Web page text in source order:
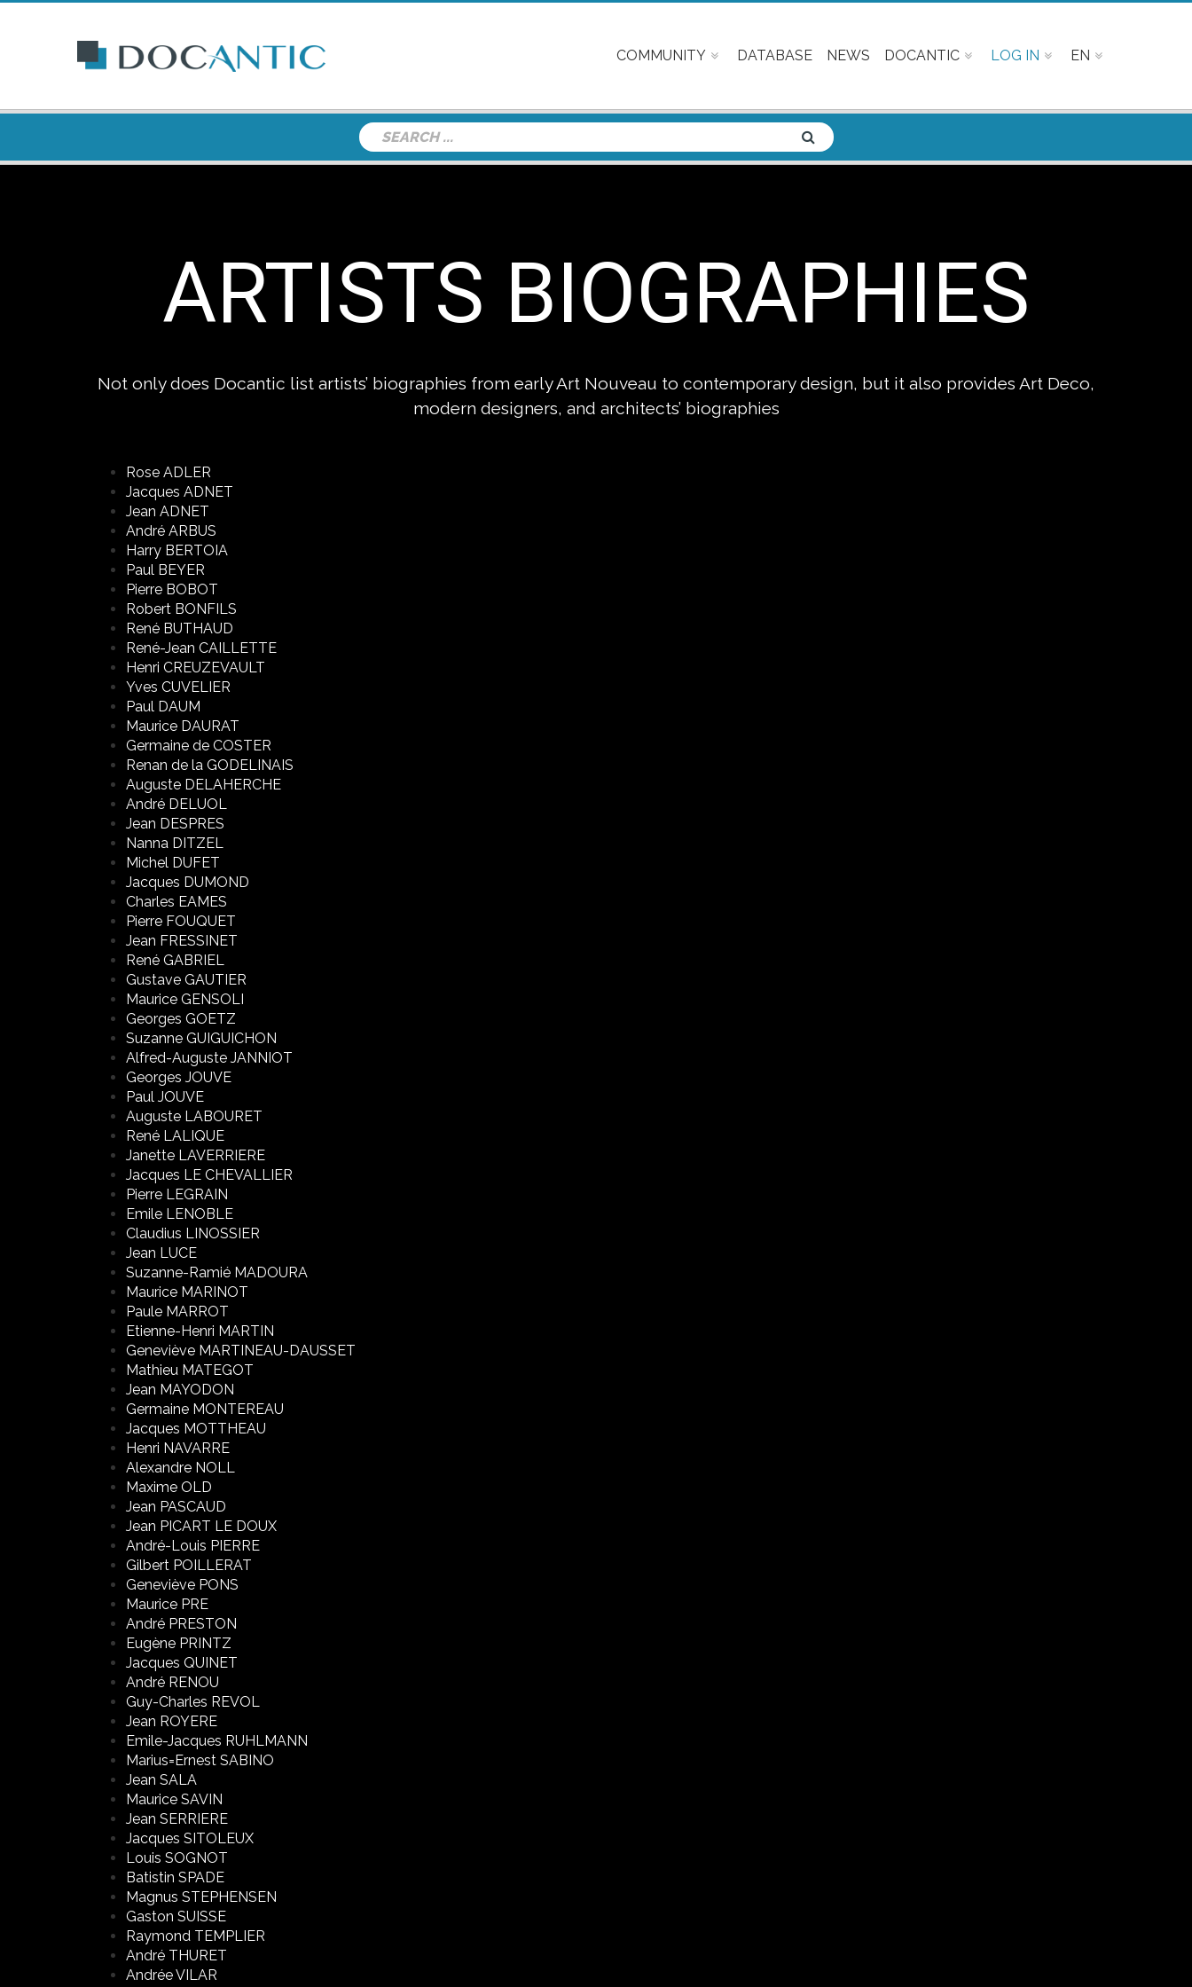
COMMUNITY DATABASE NEWS DOCANTIC LOG IN EN
ARTISTS BIOGRAPHIES
Not only does Docantic list artists’ biographies from early Art Nouveau to contemporary design, but it also provides Art Deco,
modern designers, and architects’ biographies
Rose ADLER
Jacques ADNET
Jean ADNET
André ARBUS
Harry BERTOIA
Paul BEYER
Pierre BOBOT
Robert BONFILS
René BUTHAUD
René-Jean CAILLETTE
Henri CREUZEVAULT
Yves CUVELIER
Paul DAUM
Maurice DAURAT
Germaine de COSTER
Renan de la GODELINAIS
Auguste DELAHERCHE
André DELUOL
Jean DESPRES
Nanna DITZEL
Michel DUFET
Jacques DUMOND
Charles EAMES
Pierre FOUQUET
Jean FRESSINET
René GABRIEL
Gustave GAUTIER
Maurice GENSOLI
Georges GOETZ
Suzanne GUIGUICHON
Alfred-Auguste JANNIOT
Georges JOUVE
Paul JOUVE
Auguste LABOURET
René LALIQUE
Janette LAVERRIERE
Jacques LE CHEVALLIER
Pierre LEGRAIN
Emile LENOBLE
Claudius LINOSSIER
Jean LUCE
Suzanne-Ramié MADOURA
Maurice MARINOT
Paule MARROT
Etienne-Henri MARTIN
Geneviève MARTINEAU-DAUSSET
Mathieu MATEGOT
Jean MAYODON
Germaine MONTEREAU
Jacques MOTTHEAU
Henri NAVARRE
Alexandre NOLL
Maxime OLD
Jean PASCAUD
Jean PICART LE DOUX
André-Louis PIERRE
Gilbert POILLERAT
Geneviève PONS
Maurice PRE
André PRESTON
Eugène PRINTZ
Jacques QUINET
André RENOU
Guy-Charles REVOL
Jean ROYERE
Emile-Jacques RUHLMANN
Marius=Ernest SABINO
Jean SALA
Maurice SAVIN
Jean SERRIERE
Jacques SITOLEUX
Louis SOGNOT
Batistin SPADE
Magnus STEPHENSEN
Gaston SUISSE
Raymond TEMPLIER
André THURET
Andrée VILAR